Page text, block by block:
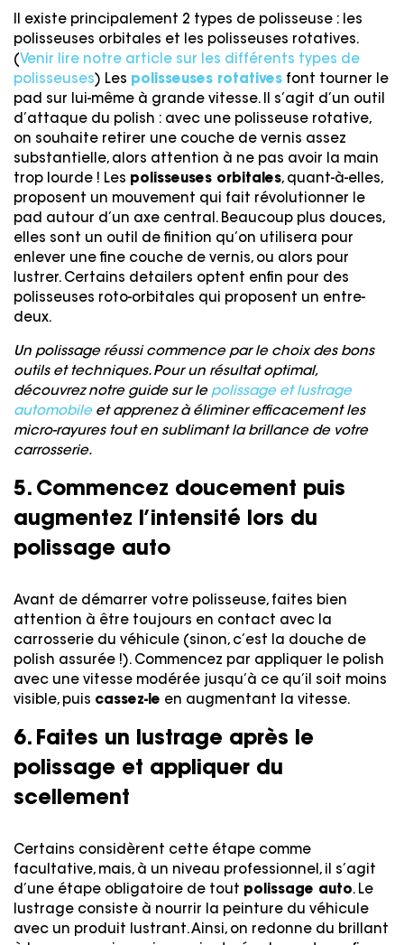
Il existe principalement 2 types de polisseuse : les
polisseuses orbitales et les polisseuses rotatives.
(Venir lire notre article sur les différents types de
polisseuses) Les polisseuses rotatives font tourner le
pad sur lui-même à grande vitesse. Il s’agit d’un outil
d’attaque du polish : avec une polisseuse rotative,
on souhaite retirer une couche de vernis assez
substantielle, alors attention à ne pas avoir la main
trop lourde ! Les polisseuses orbitales, quant-à-elles,
proposent un mouvement qui fait révolutionner le
pad autour d’un axe central. Beaucoup plus douces,
elles sont un outil de finition qu’on utilisera pour
enlever une fine couche de vernis, ou alors pour
lustrer. Certains detailers optent enfin pour des
polisseuses roto-orbitales qui proposent un entre-
deux.
Un polissage réussi commence par le choix des bons
outils et techniques. Pour un résultat optimal,
découvrez notre guide sur le polissage et lustrage
automobileet apprenez à éliminer efficacement les
micro-rayures tout en sublimant la brillance de votre
carrosserie.
5. Commencez doucement puis
augmentez l’intensité lors du
polissage auto
Avant de démarrer votre polisseuse, faites bien
attention à être toujours en contact avec la
carrosserie du véhicule (sinon, c’est la douche de
polish assurée !). Commencez par appliquer le polish
avec une vitesse modérée jusqu’à ce qu’il soit moins
visible, puis cassez-le en augmentant la vitesse.
6. Faites un lustrage après le
polissage et appliquer du
scellement
Certains considèrent cette étape comme
facultative, mais, à un niveau professionnel, il s’agit
d’une étape obligatoire de tout polissage auto. Le
lustrage consiste à nourrir la peinture du véhicule
avec un produit lustrant. Ainsi, on redonne du brillant